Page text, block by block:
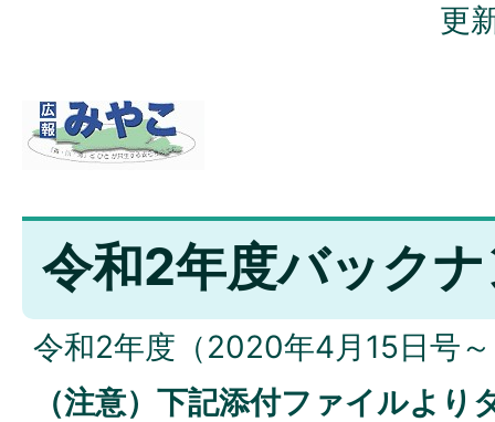
更
令和2年度バック
令和2年度（2020年4月15日号
（注意）下記添付ファイルよ